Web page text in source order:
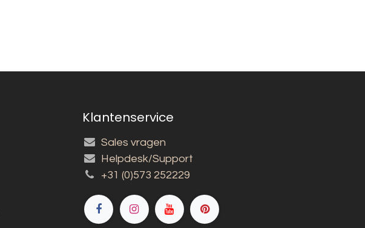
Klantenservice
Sales vragen
Helpdesk/Support
+31 (0)573 252229